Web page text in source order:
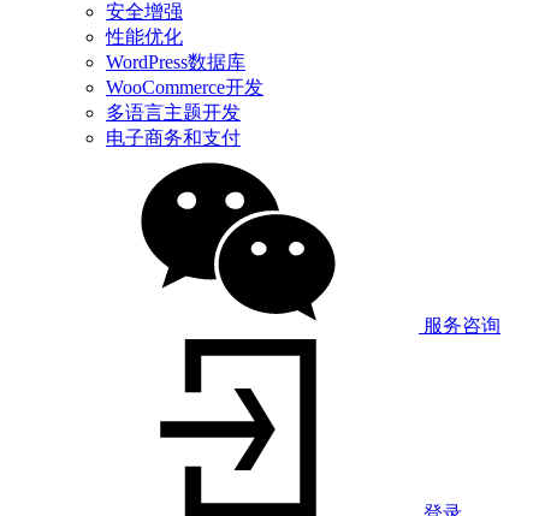
安全增强
性能优化
WordPress数据库
WooCommerce开发
多语言主题开发
电子商务和支付
服务咨询